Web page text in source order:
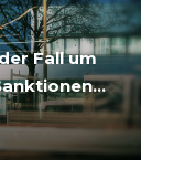
Fall um